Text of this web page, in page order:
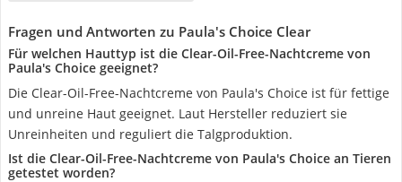
Fragen und Antworten zu Paula's Choice Clear
Für welchen Hauttyp ist die Clear-Oil-Free-Nachtcreme von
Paula's Choice geeignet?
Die Clear-Oil-Free-Nachtcreme von Paula's Choice ist für fettige
und unreine Haut geeignet. Laut Hersteller reduziert sie
Unreinheiten und reguliert die Talgproduktion.
Ist die Clear-Oil-Free-Nachtcreme von Paula's Choice an Tieren
getestet worden?